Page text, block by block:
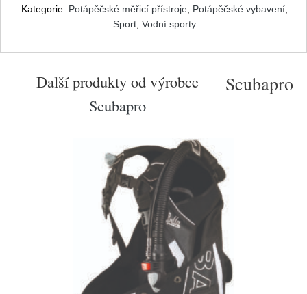
Kategorie: Potápěčské měřicí přístroje, Potápěčské vybavení,
Sport, Vodní sporty
Další produkty od výrobce
Scubapro
Scubapro